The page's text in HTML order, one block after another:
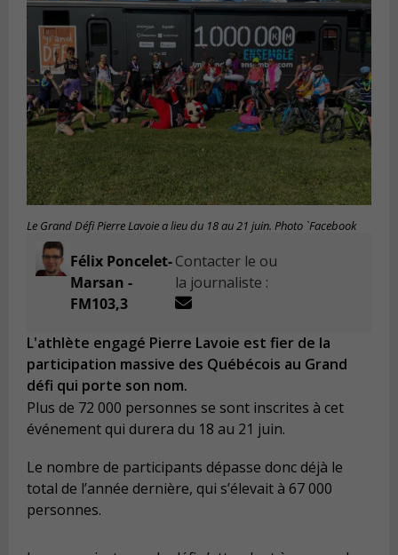
Le Grand Défi Pierre Lavoie a lieu du 18 au 21 juin. Photo `Facebook
Félix Poncelet-
Marsan -
FM103,3
Contacter le ou
la journaliste :
L'athlète engagé Pierre Lavoie est fier de la
participation massive des Québécois au Grand
défi qui porte son nom.
Plus de 72 000 personnes se sont inscrites à cet
événement qui durera du 18 au 21 juin.
Le nombre de participants dépasse donc déjà le
total de l’année dernière, qui s’élevait à 67 000
personnes.